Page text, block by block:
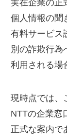
実在企業の正
個人情報の聞
有料サービス
別の詐欺行為
利用される場
現時点では、
NTTの企業窓
正式な案内で